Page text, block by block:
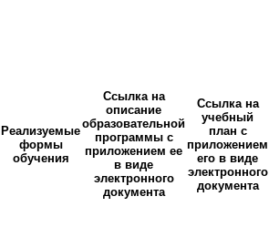
Реализуемые
формы
обучения
Ссылка на
описание
образовательной
программы с
приложением ее
в виде
электронного
документа
Ссылка на
учебный
план с
приложением
его в виде
электронного
документа